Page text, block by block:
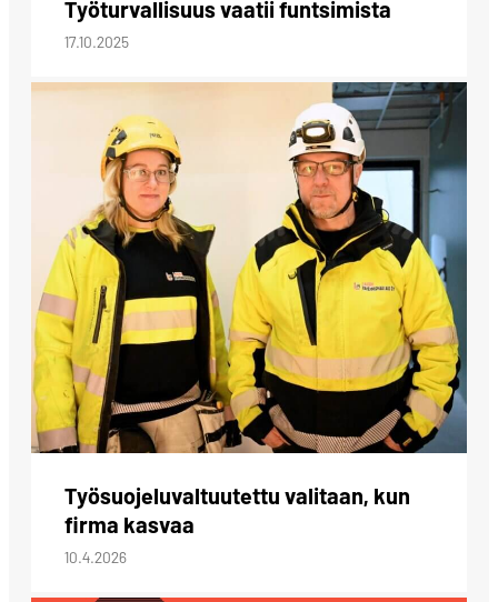
Työturvallisuus vaatii funtsimista
17.10.2025
Työsuojeluvaltuutettu valitaan, kun
firma kasvaa
10.4.2026